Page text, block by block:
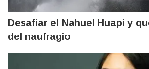
Desafiar el Nahuel Huapi y
del naufragio